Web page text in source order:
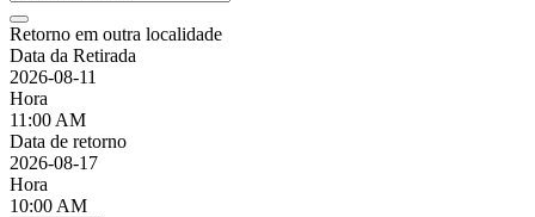
Retorno em outra localidade
Data da Retirada
2026-08-11
Hora
11:00 AM
Data de retorno
2026-08-17
Hora
10:00 AM